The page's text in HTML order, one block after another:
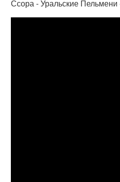
Ссора - Уральские